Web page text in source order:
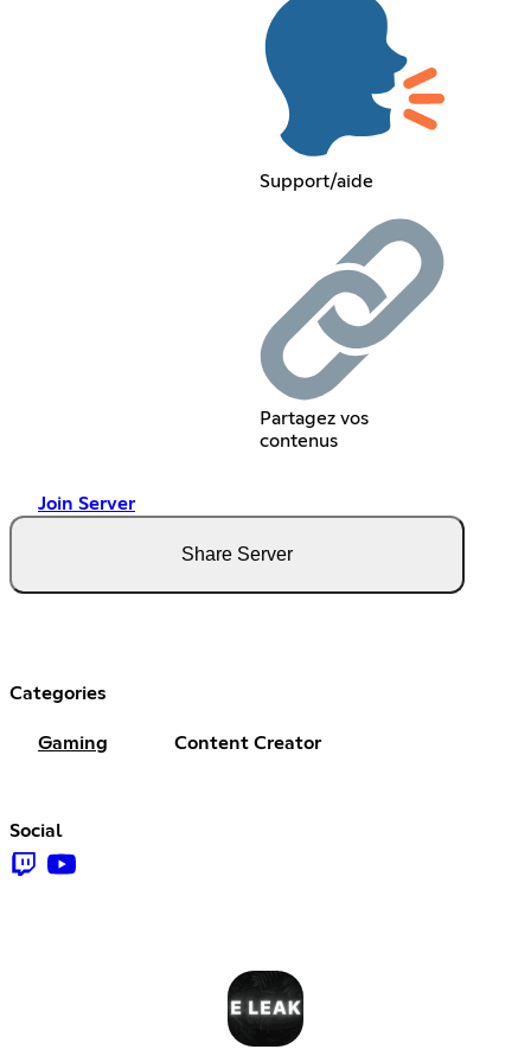
Support/aide
Partagez vos
contenus
Join Server
Share Server
Categories
Gaming Content Creator
Social